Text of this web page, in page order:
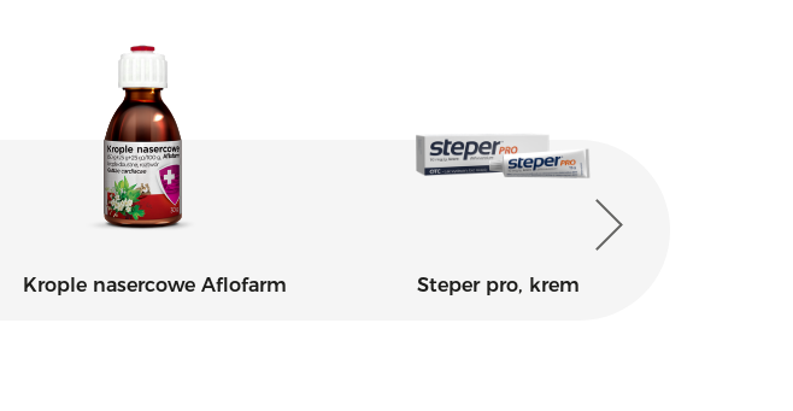
Krople nasercowe Aflofarm Steper pro, krem